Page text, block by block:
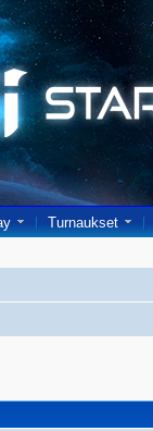
Turnaukset